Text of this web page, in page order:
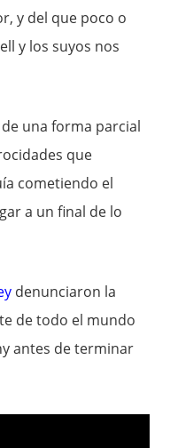
y del que poco o
y los suyos nos
una forma parcial
que
cometiendo el
a un final de lo
denunciaron la
de todo el mundo
antes de terminar